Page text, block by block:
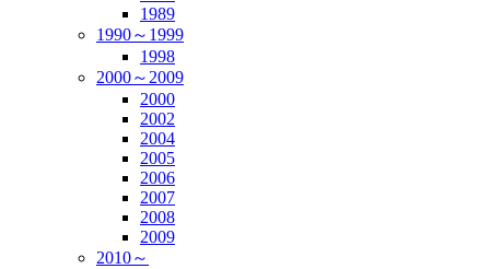
1989
1990～1999
1998
2000～2009
2000
2002
2004
2005
2006
2007
2008
2009
2010～